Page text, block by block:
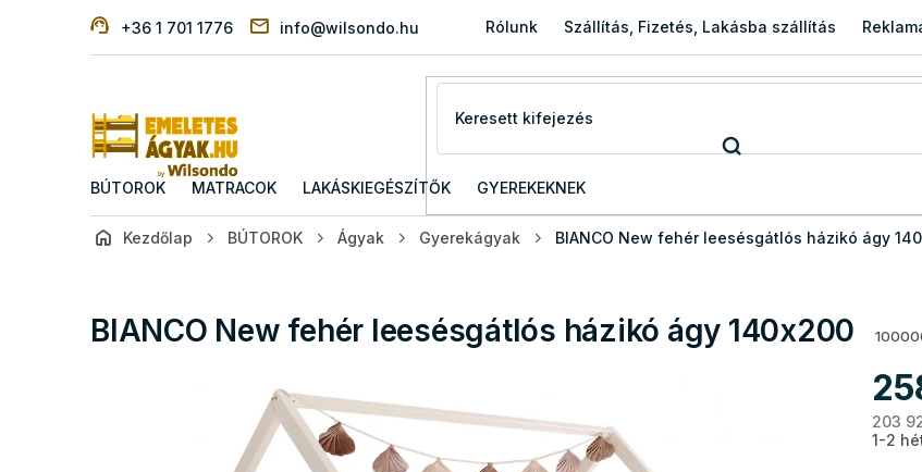
+36 1 701 1776 info@wilsondo.hu Rólunk Szállítás, Fizetés, Lakásba szállítás
BÚTOROK MATRACOK LAKÁSKIEGÉSZÍTŐK GYEREKEKNEK
Kezdőlap BÚTOROK Ágyak Gyerekágyak BIANCO New fehér leesésgátlós házikó ágy
BIANCO New fehér leesésgátlós házikó ágy 140x200
203
1-2